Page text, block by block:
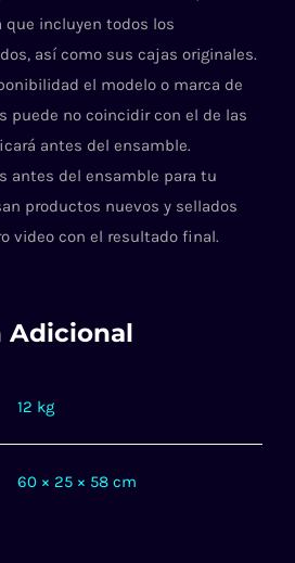
incluyen todos los
así como sus cajas originales.
el modelo o marca de
puede no coincidir con el de las
antes del ensamble.
antes del ensamble para tu
productos nuevos y sellados
video con el resultado final.
Adicional
12 kg
60 × 25 × 58 cm